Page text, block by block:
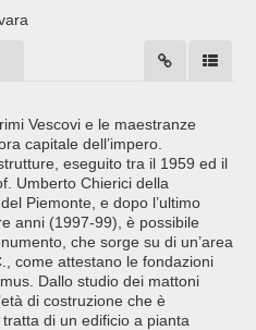
Vescovi e le maestranze
capitale dell’impero.
eseguito tra il 1959 ed il
Umberto Chierici della
Piemonte, e dopo l’ultimo
anni (1997-99), è possibile
che sorge su di un’area
come attestano le fondazioni
Dallo studio dei mattoni
di costruzione che è
di un edificio a pianta